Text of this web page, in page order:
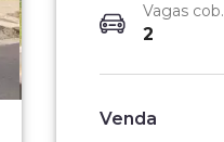
Vagas cob.
2
Venda